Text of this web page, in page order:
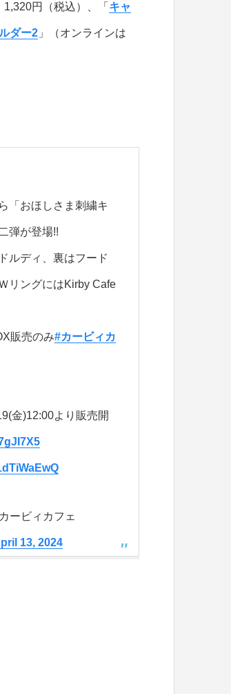
1,320円（税込）、「 キャ
ダー2」（オンラインは
「おほしさま刺繍キ
弾が登場!!
ルディ、裏はフード
リングにはKirby Cafe
販売のみ#カービィカ
金)12:00より販売開
ービィカフェ
13, 2024